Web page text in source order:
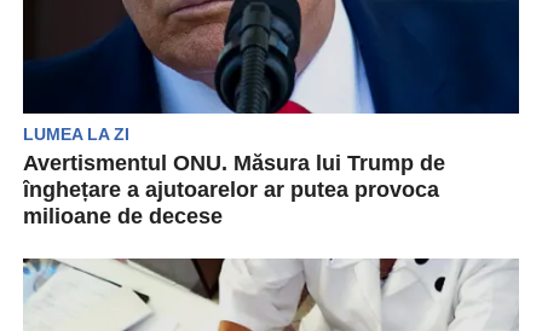
LUMEA LA ZI
Avertismentul ONU. Măsura lui Trump de
înghețare a ajutoarelor ar putea provoca
milioane de decese
suspenda finanțarea americană ar putea duce la
alte milioane de...